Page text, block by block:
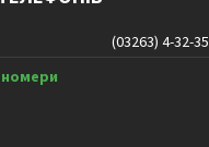
(03263) 4-32-35
номери